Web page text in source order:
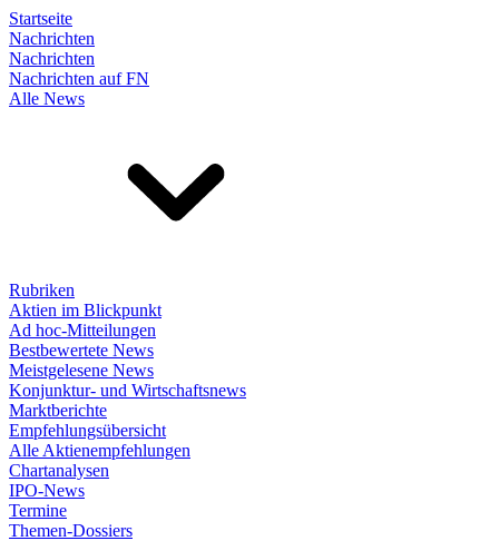
Startseite
Nachrichten
Nachrichten
Nachrichten auf FN
Alle News
Rubriken
Aktien im Blickpunkt
Ad hoc-Mitteilungen
Bestbewertete News
Meistgelesene News
Konjunktur- und Wirtschaftsnews
Marktberichte
Empfehlungsübersicht
Alle Aktienempfehlungen
Chartanalysen
IPO-News
Termine
Themen-Dossiers